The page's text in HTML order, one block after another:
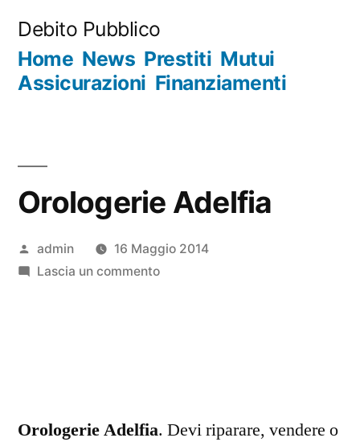
contenuto
Debito Pubblico
Home News Prestiti Mutui
Assicurazioni Finanziamenti
Orologerie Adelfia
Pubblicato
da
admin
16 Maggio 2014
Lascia un commentosu
Orologerie Adelfia. Devi riparare, vendere o